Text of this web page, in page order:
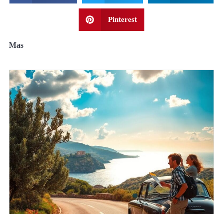
Pinterest
Mas